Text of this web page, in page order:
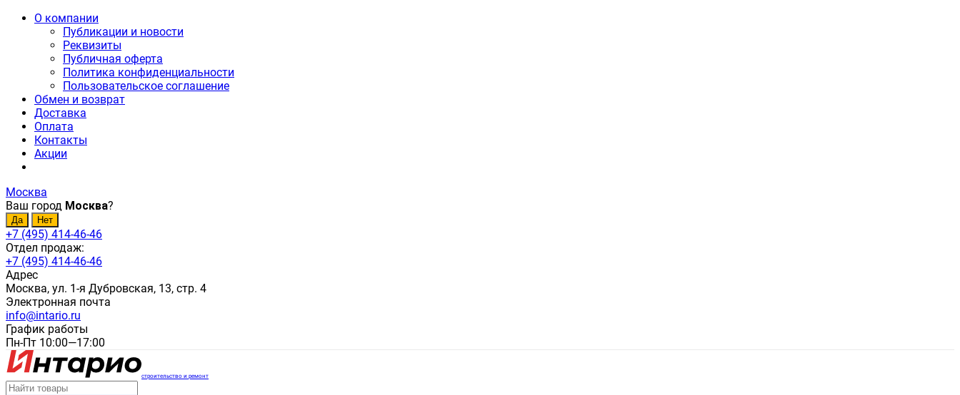
О компании
Публикации и новости
Реквизиты
Публичная оферта
Политика конфиденциальности
Пользовательское соглашение
Обмен и возврат
Доставка
Оплата
Контакты
Акции
Москва
Ваш город Москва?
+7 (495) 414-46-46
Отдел продаж:
+7 (495) 414-46-46
Адрес
Москва, ул. 1-я Дубровская, 13, стр. 4
Электронная почта
info@intario.ru
График работы
Пн-Пт 10:00—17:00
строительство и ремонт